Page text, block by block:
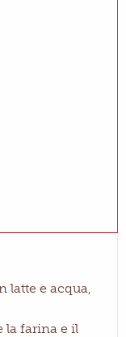
e acqua,
la farina e il